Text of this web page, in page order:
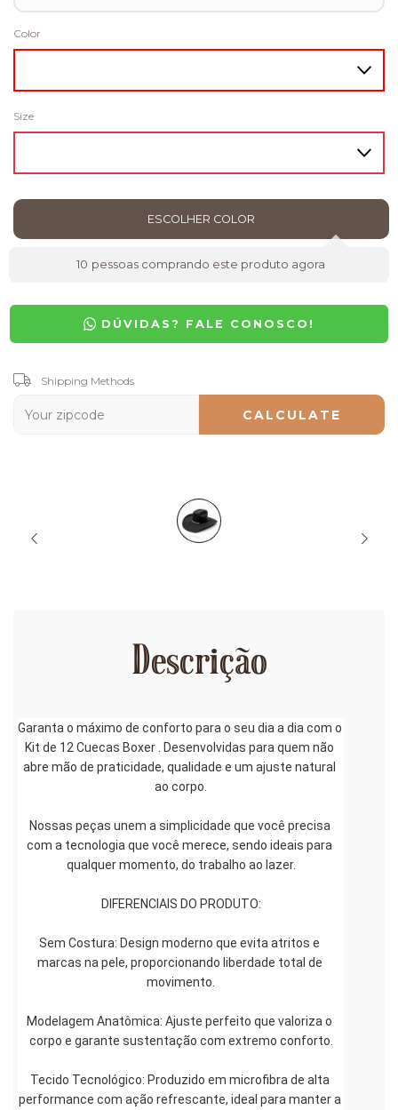
Color
Size
10 pessoas comprando este produto agora
DÚVIDAS? FALE CONOSCO!
Shipping for zipcode:
Shipping Methods
CALCULATE
Descrição
Garanta o máximo de conforto para o seu dia a dia com o
Kit de 12 Cuecas Boxer . Desenvolvidas para quem não
abre mão de praticidade, qualidade e um ajuste natural
ao corpo.
Nossas peças unem a simplicidade que você precisa
com a tecnologia que você merece, sendo ideais para
qualquer momento, do trabalho ao lazer.
DIFERENCIAIS DO PRODUTO:
Sem Costura: Design moderno que evita atritos e
marcas na pele, proporcionando liberdade total de
movimento.
Modelagem Anatômica: Ajuste perfeito que valoriza o
corpo e garante sustentação com extremo conforto.
Tecido Tecnológico: Produzido em microfibra de alta
performance com ação refrescante, ideal para manter a